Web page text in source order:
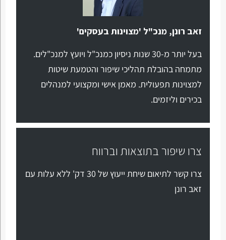
זאב רונן, מנכ"ל 'מצוינות בעסקים'
בעל יותר מ-30 שנות ניסיון כמנכ"ל ויועץ למנכ"לים.
מתמחה בהובלת תהליכי שיפור והטמעת שיטות
למצוינות תפעולית. מאמן אישי ומקצועי למנהלים
בכירים וליזמים.
צרו שיפור בתוצאות וברווח
צרו קשר לתיאום שיחת ייעוץ של 30 דק' ללא עלות עם
זאב רונן